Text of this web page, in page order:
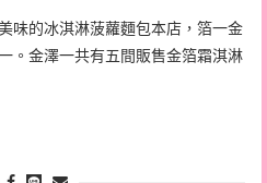
味的冰淇淋菠蘿麵包本店，箔一金
。金澤一共有五間販售金箔霜淇淋